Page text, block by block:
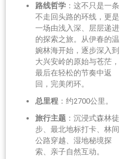
路线哲学 ：这不只是一条
不走回头路的环线，更是
一场由浅入深、层层递进
的探索之旅。从伊春的温
婉林海开始，逐步深入到
大兴安岭的原始与苍茫，
最后在轻松的节奏中返
回，完美闭环。
总里程 ：约2700公里。
旅行主题 ：沉浸式森林徒
步、最北地标打卡、林间
公路穿越、湿地秘境探
索、亲子自然互动。